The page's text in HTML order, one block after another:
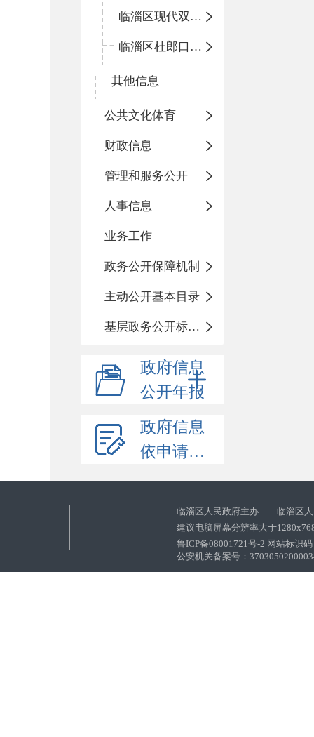
临淄区现代双语学校
临淄区杜郎口小学
其他信息
公共文化体育
财政信息
管理和服务公开
人事信息
业务工作
政务公开保障机制
主动公开基本目录
基层政务公开标准化目录
政府信息
公开年报
政府信息
依申请公开
临淄区人民政府主办 临淄区人
建议电脑屏幕分辨率大于
鲁ICP备08001721号-2 网站标识
公安机关备案号：